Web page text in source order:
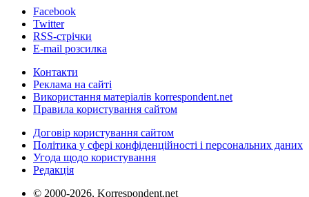
Facebook
Twitter
RSS-стрічки
E-mail розсилка
Контакти
Реклама на сайті
Використання матеріалів korrespondent.net
Правила користування сайтом
Договір користування сайтом
Політика у сфері конфіденційності і персональних даних
Угода щодо користування
Редакція
© 2000-2026, Korrespondent.net